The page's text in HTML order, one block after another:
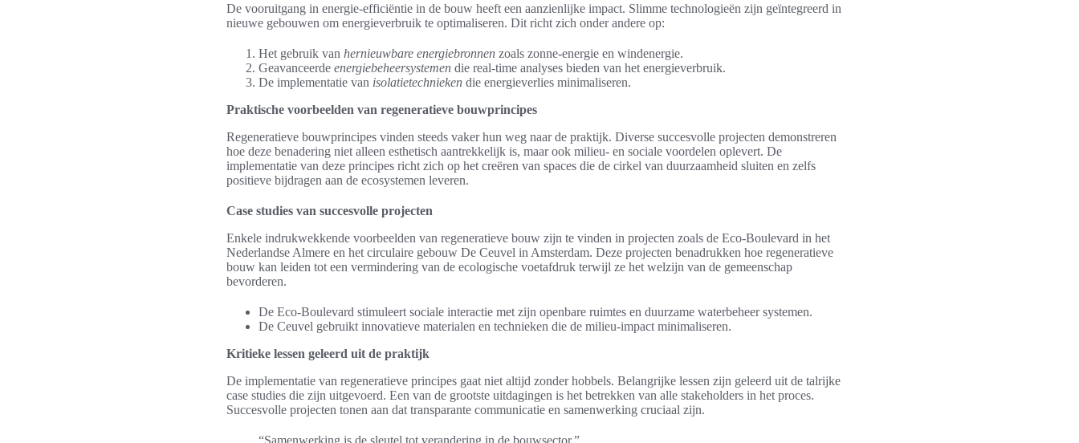
De vooruitgang in energie-efficiëntie in de bouw heeft een aanzienlijke impact. Slimme technologieën zijn geïntegreerd in
nieuwe gebouwen om energieverbruik te optimaliseren. Dit richt zich onder andere op:
Het gebruik van hernieuwbare energiebronnen zoals zonne-energie en windenergie.
Geavanceerde energiebeheersystemen die real-time analyses bieden van het energieverbruik.
De implementatie van isolatietechnieken die energieverlies minimaliseren.
Praktische voorbeelden van regeneratieve bouwprincipes
Regeneratieve bouwprincipes vinden steeds vaker hun weg naar de praktijk. Diverse succesvolle projecten demonstreren
hoe deze benadering niet alleen esthetisch aantrekkelijk is, maar ook milieu- en sociale voordelen oplevert. De
implementatie van deze principes richt zich op het creëren van spaces die de cirkel van duurzaamheid sluiten en zelfs
positieve bijdragen aan de ecosystemen leveren.
Case studies van succesvolle projecten
Enkele indrukwekkende voorbeelden van regeneratieve bouw zijn te vinden in projecten zoals de Eco-Boulevard in het
Nederlandse Almere en het circulaire gebouw De Ceuvel in Amsterdam. Deze projecten benadrukken hoe regeneratieve
bouw kan leiden tot een vermindering van de ecologische voetafdruk terwijl ze het welzijn van de gemeenschap
bevorderen.
De Eco-Boulevard stimuleert sociale interactie met zijn openbare ruimtes en duurzame waterbeheer systemen.
De Ceuvel gebruikt innovatieve materialen en technieken die de milieu-impact minimaliseren.
Kritieke lessen geleerd uit de praktijk
De implementatie van regeneratieve principes gaat niet altijd zonder hobbels. Belangrijke lessen zijn geleerd uit de talrijke
case studies die zijn uitgevoerd. Een van de grootste uitdagingen is het betrekken van alle stakeholders in het proces.
Succesvolle projecten tonen aan dat transparante communicatie en samenwerking cruciaal zijn.
“Samenwerking is de sleutel tot verandering in de bouwsector.”